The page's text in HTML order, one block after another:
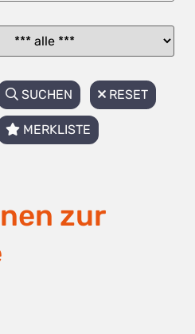
SUCHEN RESET
MERKLISTE
zur